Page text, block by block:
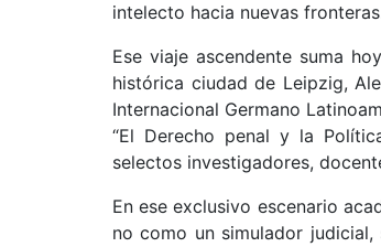
intelecto hacia nuevas
Ese viaje ascendente suma
histórica ciudad de Leipzig,
Internacional Germano
“El Derecho penal y la
selectos investigadores,
En ese exclusivo escenario
no como un simulador